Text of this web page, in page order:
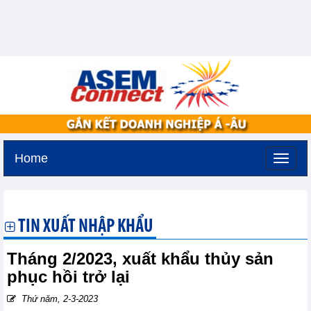
Home
TIN XUẤT NHẬP KHẨU
Tháng 2/2023, xuất khẩu thủy sản
phục hồi trở lại
Thứ năm, 2-3-2023